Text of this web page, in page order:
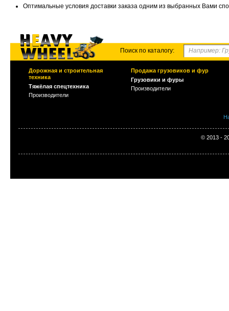
Оптимальные условия доставки заказа одним из выбранных Вами
Поиск по каталогу:
Дорожная и строительная
техника
Тяжёлая спецтехника
Производители
Продажа грузовиков и фур
Грузовики и фуры
Производители
© 2013 -